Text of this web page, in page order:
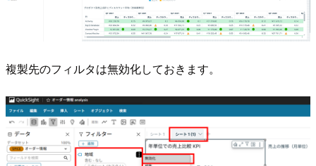
複製先のフィルタは無効化しておきます。